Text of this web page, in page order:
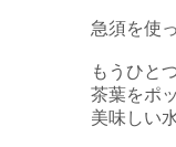
急須を使
もうひと
茶葉をポ
美味しい